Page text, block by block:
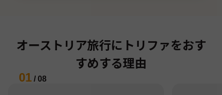
オーストリア旅行にトリファをおす
すめする理由
01 / 08